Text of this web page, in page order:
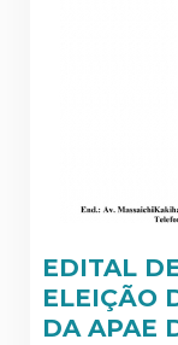
EDITAL
ELEIÇÃO
DA APAE